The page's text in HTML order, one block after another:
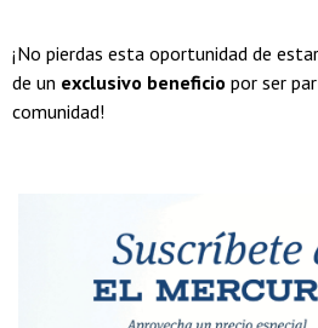
¡No pierdas esta oportunidad de
de un exclusivo beneficio por ser
comunidad!